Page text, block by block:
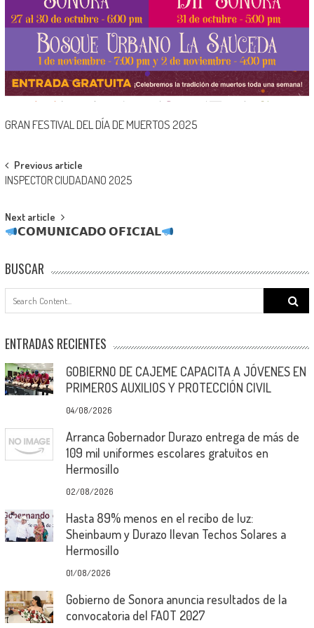
GRAN FESTIVAL DEL DÍA DE MUERTOS 2025
Post
navigation
Previous article
INSPECTOR CIUDADANO 2025
Next article
𝗖𝗢𝗠𝗨𝗡𝗜𝗖𝗔𝗗𝗢 𝗢𝗙𝗜𝗖𝗜𝗔𝗟
BUSCAR
Search
for:
ENTRADAS RECIENTES
GOBIERNO DE CAJEME CAPACITA A JÓVENES EN
PRIMEROS AUXILIOS Y PROTECCIÓN CIVIL
04/08/2026
Arranca Gobernador Durazo entrega de más de
109 mil uniformes escolares gratuitos en
Hermosillo
02/08/2026
Hasta 89% menos en el recibo de luz:
Sheinbaum y Durazo llevan Techos Solares a
Hermosillo
01/08/2026
Gobierno de Sonora anuncia resultados de la
convocatoria del FAOT 2027